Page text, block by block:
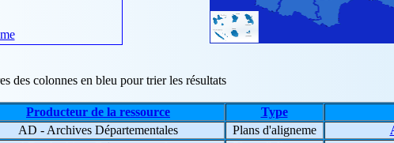
des colonnes en bleu pour trier les résultats
Producteur de la ressource Type
AD - Archives Départementales Plans d'aligneme